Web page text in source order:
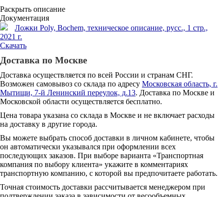
Раскрыть описание
Документация
Ложки Poly, Bochem, техническое описание, русс., 1 стр.,
2021 г.
Скачать
Доставка по Москве
Доставка осуществляется по всей России и странам СНГ.
Возможен самовывоз со склада по адресу Московская область, г.
Мытищи, 7-й Ленинский переулок, д.13. Доставка по Москве и
Московской области осуществляется бесплатно.
Цена товара указана со склада в Москве и не включает расходы
на доставку в другие города.
Вы можете выбрать способ доставки в личном кабинете, чтобы
он автоматически указывался при оформлении всех
последующих заказов. При выборе варианта «Транспортная
компания по выбору клиента» укажите в комментариях
транспортную компанию, с которой вы предпочитаете работать.
Точная стоимость доставки рассчитывается менеджером при